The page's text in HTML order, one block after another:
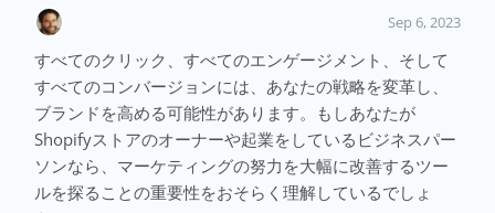
Sep 6, 2023
すべてのクリック、すべてのエンゲージメント、そして
すべてのコンバージョンには、あなたの戦略を変革し、
ブランドを高める可能性があります。もしあなたが
Shopifyストアのオーナーや起業をしているビジネスパー
ソンなら、マーケティングの努力を大幅に改善するツー
ルを探ることの重要性をおそらく理解しているでしょ